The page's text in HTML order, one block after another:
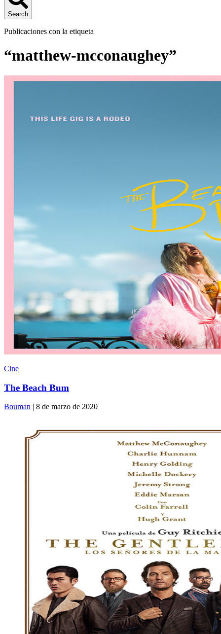
Search
Publicaciones con la etiqueta
“matthew-mcconaughey”
Cine
The Beach Bum
Bouman | 8 de marzo de 2020